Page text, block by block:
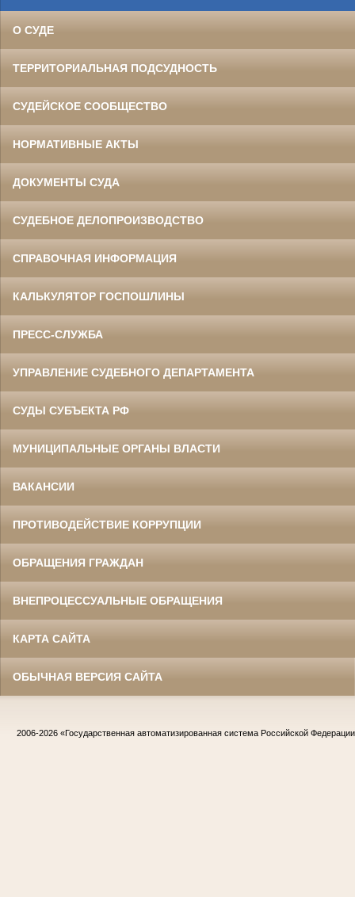
О СУДЕ
ТЕРРИТОРИАЛЬНАЯ ПОДСУДНОСТЬ
СУДЕЙСКОЕ СООБЩЕСТВО
НОРМАТИВНЫЕ АКТЫ
ДОКУМЕНТЫ СУДА
СУДЕБНОЕ ДЕЛОПРОИЗВОДСТВО
СПРАВОЧНАЯ ИНФОРМАЦИЯ
КАЛЬКУЛЯТОР ГОСПОШЛИНЫ
ПРЕСС-СЛУЖБА
УПРАВЛЕНИЕ СУДЕБНОГО ДЕПАРТАМЕНТА
СУДЫ СУБЪЕКТА РФ
МУНИЦИПАЛЬНЫЕ ОРГАНЫ ВЛАСТИ
ВАКАНСИИ
ПРОТИВОДЕЙСТВИЕ КОРРУПЦИИ
ОБРАЩЕНИЯ ГРАЖДАН
ВНЕПРОЦЕССУАЛЬНЫЕ ОБРАЩЕНИЯ
КАРТА САЙТА
ОБЫЧНАЯ ВЕРСИЯ САЙТА
2006-2026 «Государственная автоматизированная система Российской